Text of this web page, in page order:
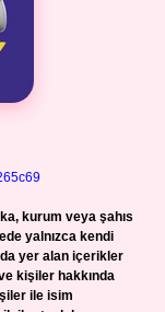
kurum veya şahıs
yalnızca kendi
yer alan içerikler
kişiler hakkında
ile isim